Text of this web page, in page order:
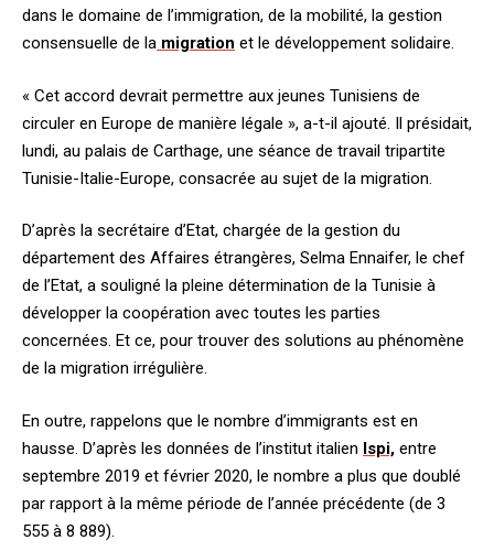
dans le domaine de l’immigration, de la mobilité, la gestion
consensuelle de la migration et le développement solidaire.
« Cet accord devrait permettre aux jeunes Tunisiens de
circuler en Europe de manière légale », a-t-il ajouté. Il présidait,
lundi, au palais de Carthage, une séance de travail tripartite
Tunisie-Italie-Europe, consacrée au sujet de la migration.
D’après la secrétaire d’Etat, chargée de la gestion du
département des Affaires étrangères, Selma Ennaifer, le chef
de l’Etat, a souligné la pleine détermination de la Tunisie à
développer la coopération avec toutes les parties
concernées. Et ce, pour trouver des solutions au phénomène
de la migration irrégulière.
En outre, rappelons que le nombre d’immigrants est en
hausse. D’après les données de l’institut italien Ispi, entre
septembre 2019 et février 2020, le nombre a plus que doublé
par rapport à la même période de l’année précédente (de 3
555 à 8 889).